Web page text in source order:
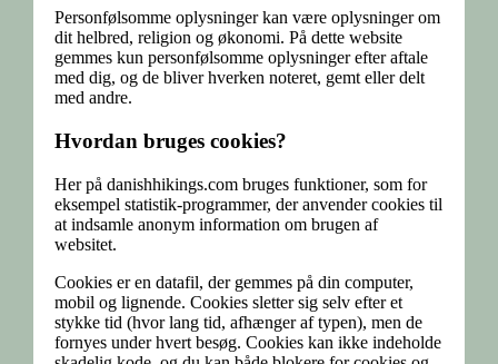
Personfølsomme oplysninger kan være oplysninger om
dit helbred, religion og økonomi. På dette website
gemmes kun personfølsomme oplysninger efter aftale
med dig, og de bliver hverken noteret, gemt eller delt
med andre.
Hvordan bruges cookies?
Her på danishhikings.com bruges funktioner, som for
eksempel statistik-programmer, der anvender cookies til
at indsamle anonym information om brugen af
websitet.
Cookies er en datafil, der gemmes på din computer,
mobil og lignende. Cookies sletter sig selv efter et
stykke tid (hvor lang tid, afhænger af typen), men de
fornyes under hvert besøg. Cookies kan ikke indeholde